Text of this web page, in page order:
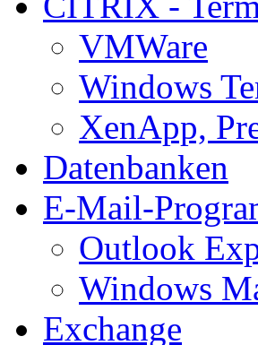
VMWare
Windows
XenApp,
Datenbanken
E-Mail-
Outlook
Windows
Exchange